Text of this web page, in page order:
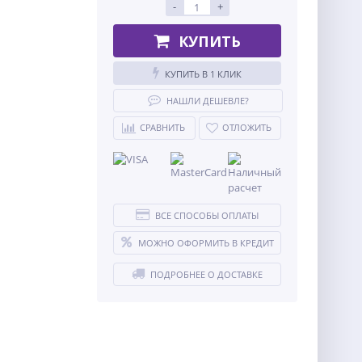
- +
КУПИТЬ
КУПИТЬ В 1 КЛИК
НАШЛИ ДЕШЕВЛЕ?
СРАВНИТЬ ОТЛОЖИТЬ
ВСЕ СПОСОБЫ ОПЛАТЫ
МОЖНО ОФОРМИТЬ В КРЕДИТ
ПОДРОБНЕЕ О ДОСТАВКЕ